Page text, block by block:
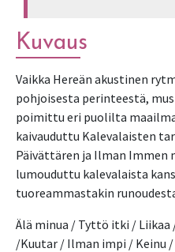
Kuvaus
Vaikka Hereän akustinen
pohjoisesta perinteestä,
poimittu eri puolilta
kaivauduttu Kalevalaisten
Päivättären ja Ilman Immen
lumouduttu kalevalaista
tuoreammastakin
Älä minua / Tyttö itki / Liikaa
/Kuutar / Ilman impi / Keinu